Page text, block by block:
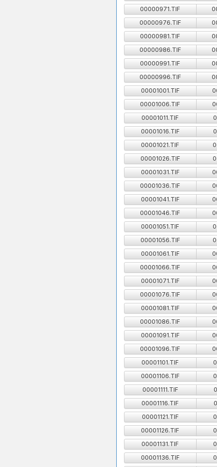
00000971.TIF
00000976.TIF
00000981.TIF
00000986.TIF
00000991.TIF
00000996.TIF
00001001.TIF
00001006.TIF
00001011.TIF
00001016.TIF
00001021.TIF
00001026.TIF
00001031.TIF
00001036.TIF
00001041.TIF
00001046.TIF
00001051.TIF
00001056.TIF
00001061.TIF
00001066.TIF
00001071.TIF
00001076.TIF
00001081.TIF
00001086.TIF
00001091.TIF
00001096.TIF
00001101.TIF
00001106.TIF
00001111.TIF
00001116.TIF
00001121.TIF
00001126.TIF
00001131.TIF
00001136.TIF